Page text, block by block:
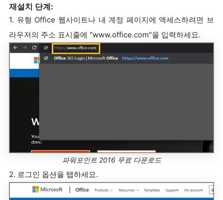
재설치 단계:
1. 유형 Office 웹사이트나 내 계정 페이지에 액세스하려면 브
라우저의 주소 표시줄에 "www.office.com"을 입력하세요.
파워포인트 2016 무료 다운로드
2. 로그인 옵션을 탭하세요.